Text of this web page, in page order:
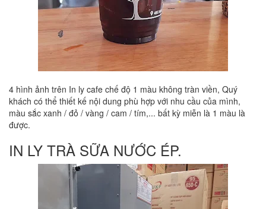
4 hình ảnh trên In ly cafe chế độ 1 màu không tràn viền, Quý
khách có thể thiết kế nội dung phù hợp với nhu cầu của mình,
màu sắc xanh / đỏ / vàng / cam / tím,... bất kỳ miễn là 1 màu là
được.
IN LY TRÀ SỮA NƯỚC ÉP.